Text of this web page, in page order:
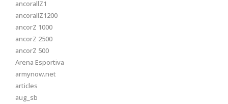
ancorallZ1
ancorallZ1200
ancorZ 1000
ancorZ 2500
ancorZ 500
Arena Esportiva
armynow.net
articles
aug_sb